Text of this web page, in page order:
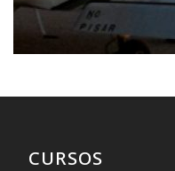
CURSOS